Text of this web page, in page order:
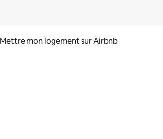
Mettre mon logement sur Airbnb